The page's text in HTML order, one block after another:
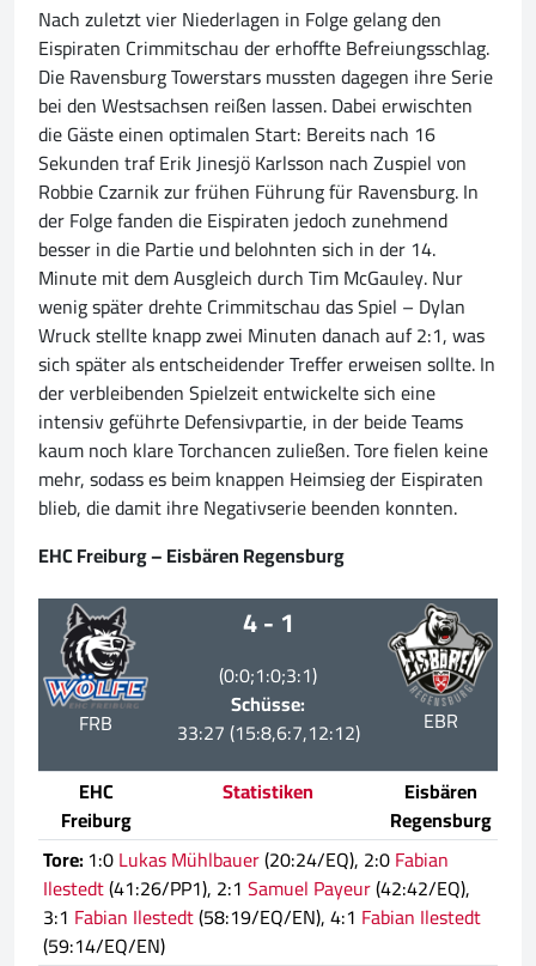
Nach zuletzt vier Niederlagen in Folge gelang den
Eispiraten Crimmitschau der erhoffte Befreiungsschlag.
Die Ravensburg Towerstars mussten dagegen ihre Serie
bei den Westsachsen reißen lassen. Dabei erwischten
die Gäste einen optimalen Start: Bereits nach 16
Sekunden traf Erik Jinesjö Karlsson nach Zuspiel von
Robbie Czarnik zur frühen Führung für Ravensburg. In
der Folge fanden die Eispiraten jedoch zunehmend
besser in die Partie und belohnten sich in der 14.
Minute mit dem Ausgleich durch Tim McGauley. Nur
wenig später drehte Crimmitschau das Spiel – Dylan
Wruck stellte knapp zwei Minuten danach auf 2:1, was
sich später als entscheidender Treffer erweisen sollte. In
der verbleibenden Spielzeit entwickelte sich eine
intensiv geführte Defensivpartie, in der beide Teams
kaum noch klare Torchancen zuließen. Tore fielen keine
mehr, sodass es beim knappen Heimsieg der Eispiraten
blieb, die damit ihre Negativserie beenden konnten.
EHC Freiburg – Eisbären Regensburg
FRB
4 - 1
(0:0;1:0;3:1)
Schüsse:
33:27 (15:8,6:7,12:12)
EBR
EHC
Freiburg
Statistiken
Eisbären
Regensburg
Tore:1:0Lukas Mühlbauer(20:24/EQ), 2:0Fabian
Ilestedt(41:26/PP1), 2:1 Samuel Payeur(42:42/EQ),
3:1 Fabian Ilestedt(58:19/EQ/EN), 4:1 Fabian Ilestedt
(59:14/EQ/EN)